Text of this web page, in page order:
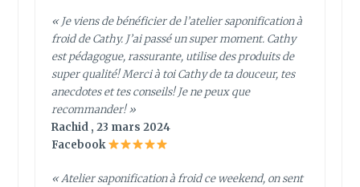
« Je viens de bénéficier de l’atelier saponification à
froid de Cathy. J’ai passé un super moment. Cathy
est pédagogue, rassurante, utilise des produits de
super qualité! Merci à toi Cathy de ta douceur, tes
anecdotes et tes conseils! Je ne peux que
recommander! »
Rachid , 23 mars 2024
Facebook
« Atelier saponification à froid ce weekend, on sent